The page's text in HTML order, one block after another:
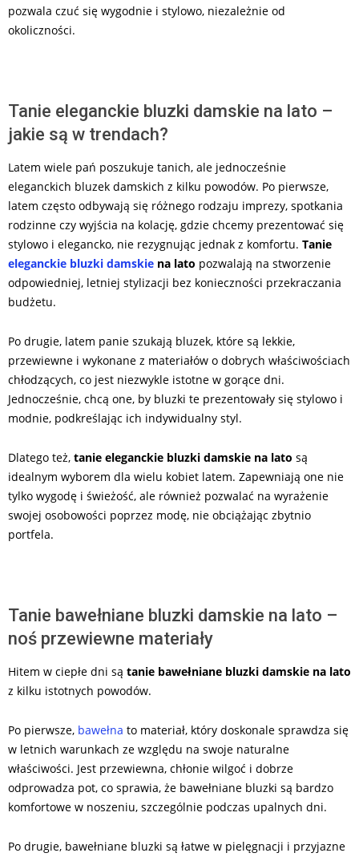
pozwala czuć się wygodnie i stylowo, niezależnie od
okoliczności.
Tanie eleganckie bluzki damskie na lato –
jakie są w trendach?
Latem wiele pań poszukuje tanich, ale jednocześnie
eleganckich bluzek damskich z kilku powodów. Po pierwsze,
latem często odbywają się różnego rodzaju imprezy, spotkania
rodzinne czy wyjścia na kolację, gdzie chcemy prezentować się
stylowo i elegancko, nie rezygnując jednak z komfortu. Tanie
eleganckie bluzki damskie na lato pozwalają na stworzenie
odpowiedniej, letniej stylizacji bez konieczności przekraczania
budżetu.
Po drugie, latem panie szukają bluzek, które są lekkie,
przewiewne i wykonane z materiałów o dobrych właściwościach
chłodzących, co jest niezwykle istotne w gorące dni.
Jednocześnie, chcą one, by bluzki te prezentowały się stylowo i
modnie, podkreślając ich indywidualny styl.
Dlatego też, tanie eleganckie bluzki damskie na lato są
idealnym wyborem dla wielu kobiet latem. Zapewniają one nie
tylko wygodę i świeżość, ale również pozwalać na wyrażenie
swojej osobowości poprzez modę, nie obciążając zbytnio
portfela.
Tanie bawełniane bluzki damskie na lato –
noś przewiewne materiały
Hitem w ciepłe dni są tanie bawełniane bluzki damskie na lato
z kilku istotnych powodów.
Po pierwsze, bawełna to materiał, który doskonale sprawdza się
w letnich warunkach ze względu na swoje naturalne
właściwości. Jest przewiewna, chłonie wilgoć i dobrze
odprowadza pot, co sprawia, że bawełniane bluzki są bardzo
komfortowe w noszeniu, szczególnie podczas upalnych dni.
Po drugie, bawełniane bluzki są łatwe w pielęgnacji i przyjazne